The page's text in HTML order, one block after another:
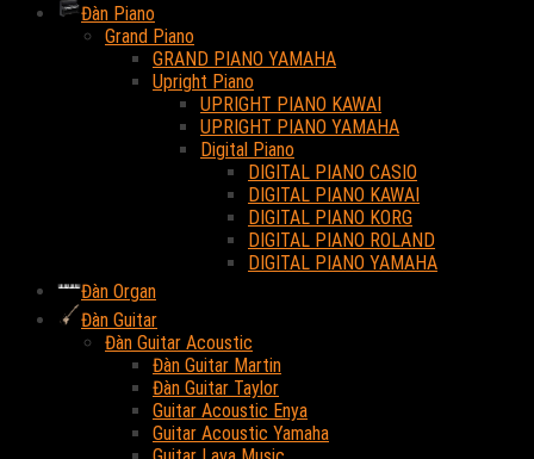
Đàn Piano
Grand Piano
GRAND PIANO YAMAHA
Upright Piano
UPRIGHT PIANO KAWAI
UPRIGHT PIANO YAMAHA
Digital Piano
DIGITAL PIANO CASIO
DIGITAL PIANO KAWAI
DIGITAL PIANO KORG
DIGITAL PIANO ROLAND
DIGITAL PIANO YAMAHA
Đàn Organ
Đàn Guitar
Đàn Guitar Acoustic
Đàn Guitar Martin
Đàn Guitar Taylor
Guitar Acoustic Enya
Guitar Acoustic Yamaha